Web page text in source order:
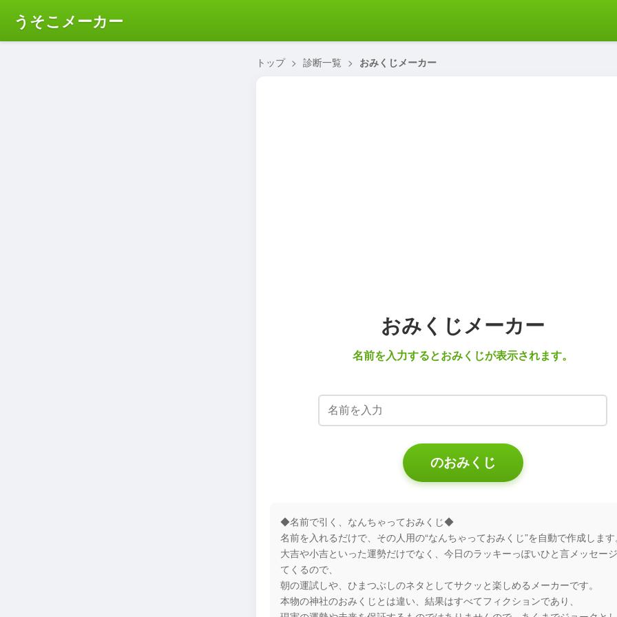
うそこメーカー
トップ > 診断一覧 > おみくじメーカー
おみくじメーカー
名前を入力するとおみくじが表示されます。
のおみくじ
◆名前で引く、なんちゃっておみくじ◆
名前を入れるだけで、その人用の“なんちゃっておみくじ”を自動で作成します。
大吉や小吉といった運勢だけでなく、今日のラッキーっぽいひと言メッセー
てくるので、
朝の運試しや、ひまつぶしのネタとしてサクッと楽しめるメーカーです。
本物の神社のおみくじとは違い、結果はすべてフィクションであり、